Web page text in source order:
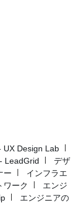
UX Design Lab
LeadGrid
デザ
ー
インフラエ
ワーク
エンジ
エンジニアの